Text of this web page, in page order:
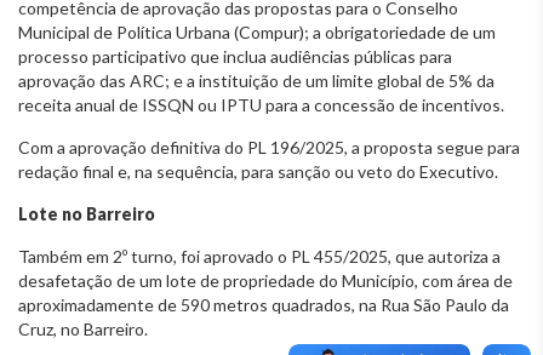
competência de aprovação das propostas para o Conselho
Municipal de Política Urbana (Compur); a obrigatoriedade de um
processo participativo que inclua audiências públicas para
aprovação das ARC; e a instituição de um limite global de 5% da
receita anual de ISSQN ou IPTU para a concessão de incentivos.
Com a aprovação definitiva do PL 196/2025, a proposta segue para
redação final e, na sequência, para sanção ou veto do Executivo.
Lote no Barreiro
Também em 2º turno, foi aprovado o PL 455/2025, que autoriza a
desafetação de um lote de propriedade do Município, com área de
aproximadamente de 590 metros quadrados, na Rua São Paulo da
Cruz, no Barreiro.